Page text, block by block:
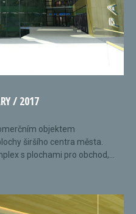
/ 2017
objektem
širšího centra města.
s plochami pro obchod,...